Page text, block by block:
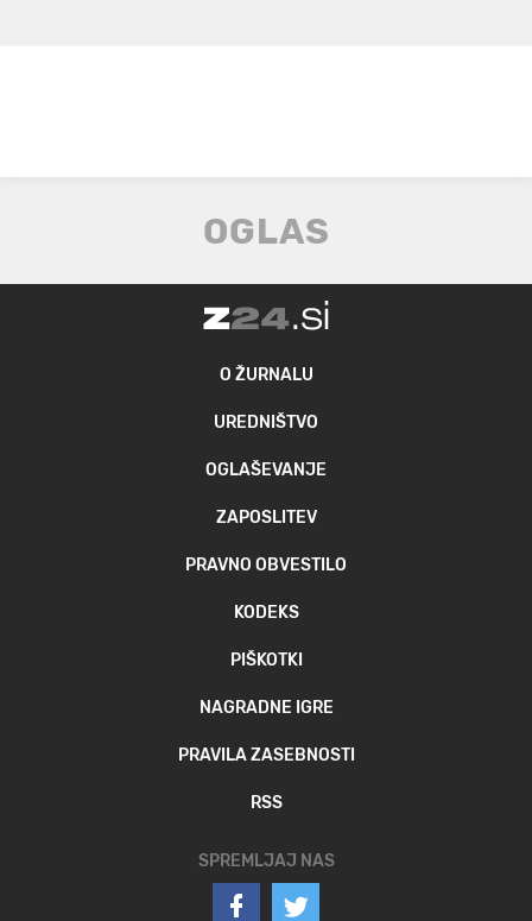
O ŽURNALU
UREDNIŠTVO
OGLAŠEVANJE
ZAPOSLITEV
PRAVNO OBVESTILO
KODEKS
PIŠKOTKI
NAGRADNE IGRE
PRAVILA ZASEBNOSTI
RSS
SPREMLJAJ NAS